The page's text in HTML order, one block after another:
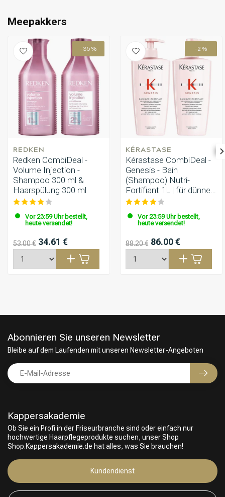
Friseurwahl
Schritt 10: Genießen Sie Ihr revitalisiertes und genährtes
Densifique - Bain (Shampoo) Densité 250 ML & Fondant
Densité 200 ML.
Meepakkers
-35%
REDKEN
Redken CombiDeal -
Volume Injection -
Shampoo 300 ml &
Haarspülung 300 ml
Vor 23:59 Uhr bestellt,
heute versendet!
53.00 € 34.61 €
-2%
KÉRASTASE
Kérastase CombiDeal -
Genesis - Bain
(Shampoo) Nutri-
Fortifiant 1L | für dünner
werdendes Haar
Vor 23:59 Uhr bestellt,
heute versendet!
88.20 € 86.00 €
Kappersakademie
Ob Sie ein Profi in der Friseurbranche sind oder einfach nur
hochwertige Haarpflegeprodukte suchen, unser Shop
Shop.Kappersakademie.de hat alles, was Sie brauchen!
Kundendienst
Abonnieren Sie unseren Newsletter
Bleibe auf dem Laufenden mit unseren Newsletter-Angeboten